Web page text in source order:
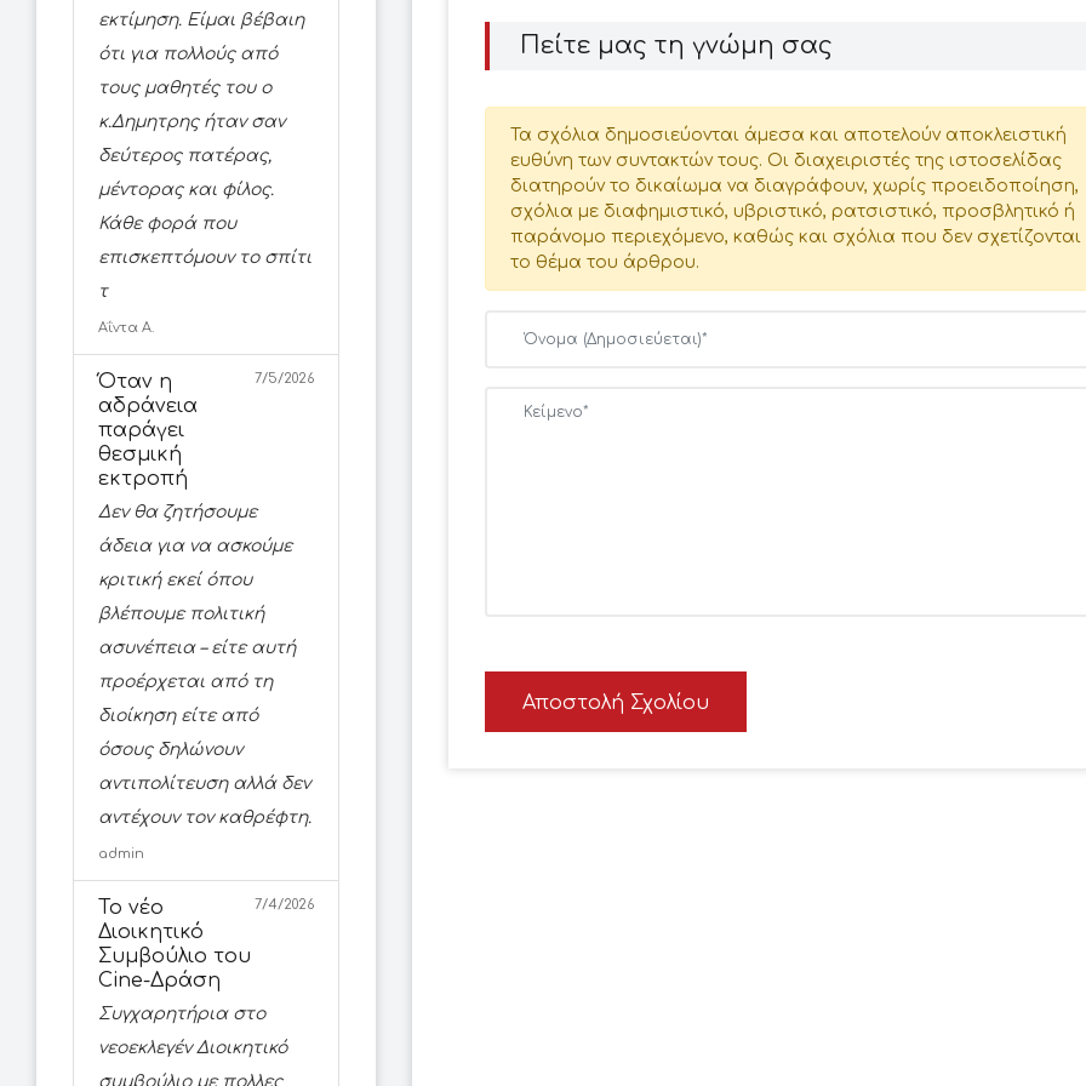
εκτίμηση. Είμαι βέβαιη
ότι για πολλούς από
τους μαθητές του ο
κ.Δημητρης ήταν σαν
δεύτερος πατέρας,
μέντορας και φίλος.
Κάθε φορά που
επισκεπτόμουν το σπίτι
τ
Αΐντα Α.
Όταν η
αδράνεια
παράγει
θεσμική
εκτροπή
7/5/2026
Δεν θα ζητήσουμε
άδεια για να ασκούμε
κριτική εκεί όπου
βλέπουμε πολιτική
ασυνέπεια – είτε αυτή
προέρχεται από τη
διοίκηση είτε από
όσους δηλώνουν
αντιπολίτευση αλλά δεν
αντέχουν τον καθρέφτη.
admin
Το νέο
Διοικητικό
Συμβούλιο του
Cine-Δράση
7/4/2026
Συγχαρητήρια στο
νεοεκλεγέν Διοικητικό
συμβούλιο με πολλες
Πείτε μας τη γνώμη σας
Τα σχόλια δημοσιεύονται άμεσα και αποτελούν αποκλειστική
ευθύνη των συντακτών τους. Οι διαχειριστές της ιστοσελίδας
διατηρούν το δικαίωμα να διαγράφουν, χωρίς προειδοποίηση,
σχόλια με διαφημιστικό, υβριστικό, ρατσιστικό, προσβλητικό ή
παράνομο περιεχόμενο, καθώς και σχόλια που δεν σχετίζονται
το θέμα του άρθρου.
Αποστολή Σχολίου